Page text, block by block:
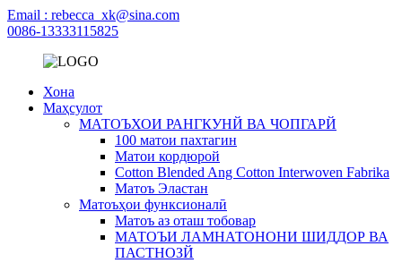
Email : rebecca_xk@sina.com
0086-13333115825
Хона
Маҳсулот
МАТОЪХОИ РАНГКУНЙ ВА ЧОПГАРЙ
100 матои пахтагин
Матои кордюрой
Cotton Blended Ang Cotton Interwoven Fabrika
Матоъ Эластан
Матоъҳои функсионалӣ
Матоъ аз оташ тобовар
МАТОЪИ ЛАМНАТОНОНИ ШИДДОР ВА
ПАСТНОЗЙ